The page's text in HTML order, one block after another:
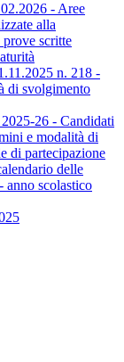
- Aree
alla
scritte
n. 218 -
di svolgimento
26 - Candidati
e modalità di
di partecipazione
delle
anno scolastico